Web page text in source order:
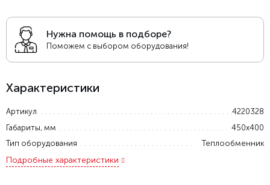
Нужна помощь в подборе?
Поможем с выбором оборудования!
Характеристики
Артикул
4220328
Габариты, мм
450х400
Тип оборудования
Теплообменник
Подробные характеристики